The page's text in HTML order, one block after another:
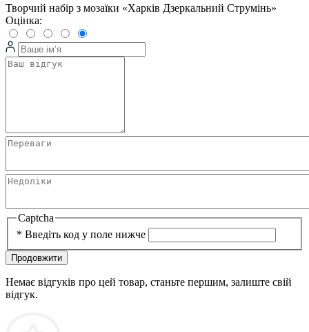
Творчий набір з мозаїки «Харків Дзеркальний Струмінь»
Оцінка:
Captcha
* Введіть код у поле нижче
Продовжити
Немає відгуків про цей товар, станьте першим, залиште свій
відгук.